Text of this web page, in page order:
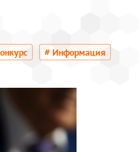
# Информация